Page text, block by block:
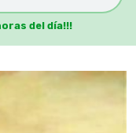
del día!!!